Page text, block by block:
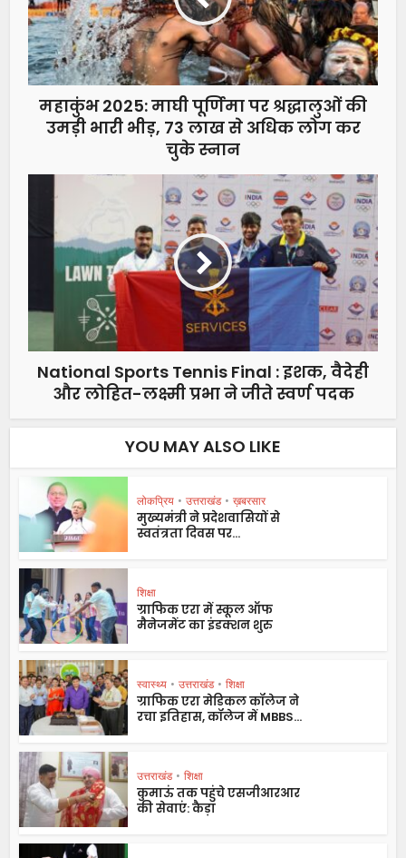
महाकुंभ 2025: माघी पूर्णिमा पर श्रद्धालुओं की
उमड़ी भारी भीड़, 73 लाख से अधिक लोग कर
चुके स्नान
National Sports Tennis Final : इशक, वैदेही
और लोहित-लक्ष्मी प्रभा ने जीते स्वर्ण पदक
YOU MAY ALSO LIKE
लोकप्रिय • उत्तराखंड • ख़बरसार
मुख्यमंत्री ने प्रदेशवासियों से
स्वतंत्रता दिवस पर...
शिक्षा
ग्राफिक एरा में स्कूल ऑफ
मैनेजमेंट का इंडक्शन शुरु
स्वास्थ्य • उत्तराखंड • शिक्षा
ग्राफिक एरा मेडिकल कॉलेज ने
रचा इतिहास, कॉलेज में MBBS...
उत्तराखंड • शिक्षा
कुमाऊं तक पहुंचे एसजीआरआर
की सेवाएं: कैड़ा